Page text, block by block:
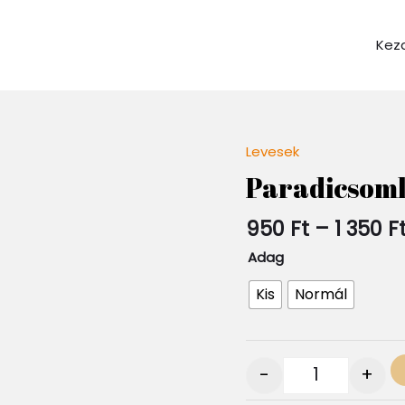
Levesek
950 Ft – 1 350
Adag
Kis Normál
- +